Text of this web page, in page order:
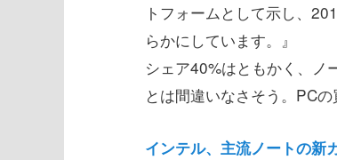
トフォームとして示し、
らかにしています。』
シェア40%はともかく、ノ
とは間違いなさそう。PC
インテル、主流ノートの